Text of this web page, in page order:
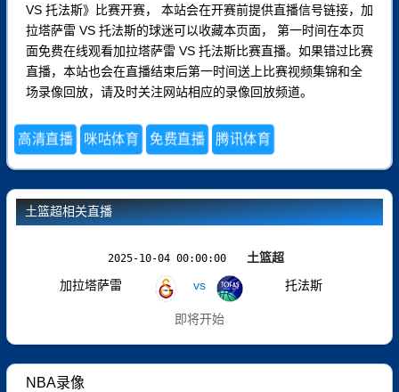
VS 托法斯》比赛开赛， 本站会在开赛前提供直播信号链接，加
拉塔萨雷 VS 托法斯的球迷可以收藏本页面， 第一时间在本页
面免费在线观看加拉塔萨雷 VS 托法斯比赛直播。如果错过比赛
直播，本站也会在直播结束后第一时间送上比赛视频集锦和全
场录像回放，请及时关注网站相应的录像回放频道。
高清直播 咪咕体育 免费直播 腾讯体育
土篮超相关直播
2025-10-04 00:00:00
土篮超
加拉塔萨雷
vs 托法斯
即将开始
NBA录像